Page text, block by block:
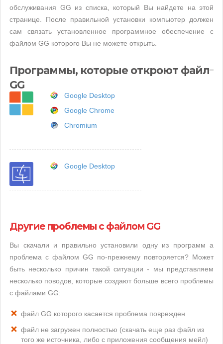
обслуживания GG из списка, который Вы найдете на этой
странице. После правильной установки компьютер должен
сам связать установленное программное обеспечение с
файлом GG которого Вы не можете открыть.
Программы, которые откроют файл
GG
Google Desktop
Google Chrome
Chromium
Google Desktop
Другие проблемы с файлом GG
Вы скачали и правильно установили одну из программ а
проблема с файлом GG по-прежнему повторяется? Может
быть несколько причин такой ситуации - мы представляем
несколько поводов, которые создают больше всего проблемы
с файлами GG:
файл GG которого касается проблема поврежден
файл не загружен полностью (скачать еще раз файл из
того же источника, либо с приложения сообщения мейл)